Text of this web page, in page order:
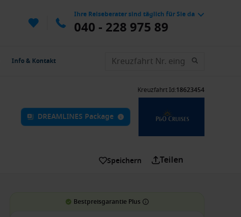
Ihre Reiseberater sind täglich für Sie da
040 - 228 975 89
Info & Kontakt
Kreuzfahrt Id:18623454
DREAMLINES Package
Speichern Teilen
Bestpreisgarantie Plus